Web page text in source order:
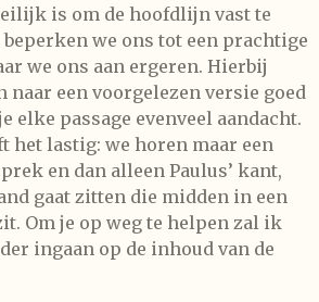
is om de hoofdlijn vast te
we ons tot een prachtige
we ons aan ergeren. Hierbij
een voorgelezen versie goed
elke passage evenveel aandacht.
het lastig: we horen maar een
en dan alleen Paulus’ kant,
gaat zitten die midden in een
Om je op weg te helpen zal ik
ingaan op de inhoud van de